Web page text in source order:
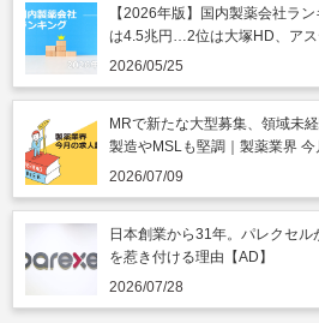
【2026年版】国内製薬会社ラ
は4.5兆円…2位は大塚HD、ア
円突破
2026/05/25
MRで新たな大型募集、領域未
製造やMSLも堅調｜製薬業界
（2026年7月）
2026/07/09
日本創業から31年。パレクセ
を惹き付ける理由【AD】
2026/07/28